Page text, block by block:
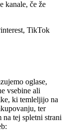
kanale, če že
TikTok
oglase,
vsebine ali
ki temleljijo na
ter
tej spletni strani